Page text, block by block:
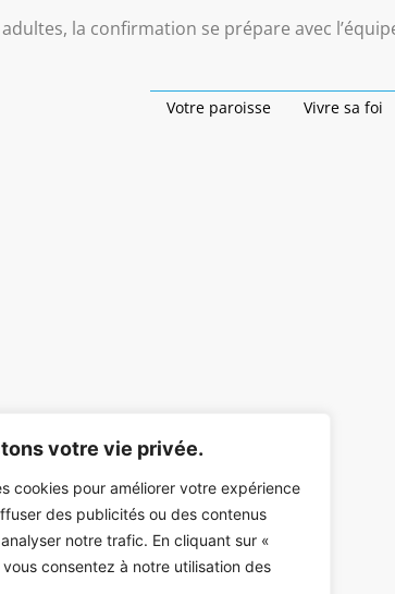
votre vie privée.
cookies pour améliorer votre expérience
des publicités ou des contenus
notre trafic. En cliquant sur «
consentez à notre utilisation des
la confirmation se prépare avec
Votre paroisse Vivre sa foi